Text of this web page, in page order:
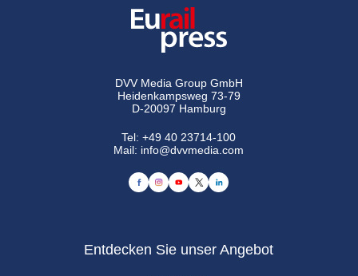
DVV Media Group GmbH
Heidenkampsweg 73-79
D-20097 Hamburg
Tel:+49 40 23714-100
Mail: info@dvvmedia.com
Entdecken Sie unser Angebot